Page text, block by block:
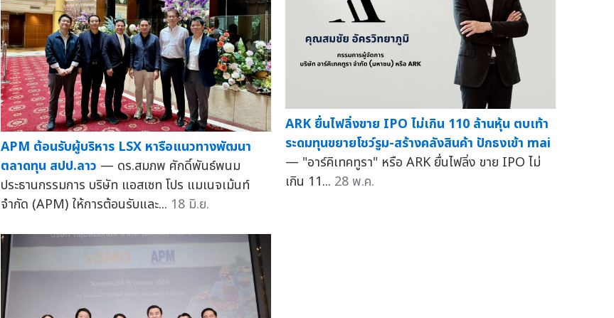
APM ต้อนรับผู้บริหาร LSX หารือแนวทางพัฒนา
ตลาดทุน สปป.ลาว — ดร.สมภพ ศักดิ์พันธ์พนม
ประธานกรรมการ บริษัท แอสเซท โปร แมเนจเม้นท์
จำกัด (APM) ให้การต้อนรับและ... 18 มิ.ย.
ARK ยื่นไฟลิ่งขาย IPO ไม่เกิน 110 ล้านหุ้น ตบเท้า
ระดมทุนขยายโชว์รูม-สร้างคลังสินค้า ปักธงเข้า mai
— "อาร์คิเทคทูรา" หรือ ARK ยื่นไฟลิ่ง ขาย IPO ไม่
เกิน 11... 28 พ.ค.